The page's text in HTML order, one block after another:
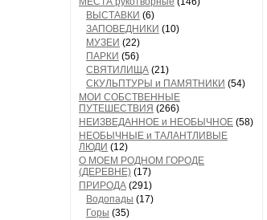
ВЫСТАВКИ (6)
ЗАПОВЕДНИКИ (10)
МУЗЕИ (22)
ПАРКИ (56)
СВЯТИЛИЩА (21)
СКУЛЬПТУРЫ и ПАМЯТНИКИ (54)
МОИ СОБСТВЕННЫЕ
ПУТЕШЕСТВИЯ (266)
НЕИЗВЕДАННОЕ и НЕОБЫЧНОЕ (58)
НЕОБЫЧНЫЕ и ТАЛАНТЛИВЫЕ
ЛЮДИ (12)
О МОЕМ РОДНОМ ГОРОДЕ
(ДЕРЕВНЕ) (17)
ПРИРОДА (291)
Водопады (17)
Горы (35)